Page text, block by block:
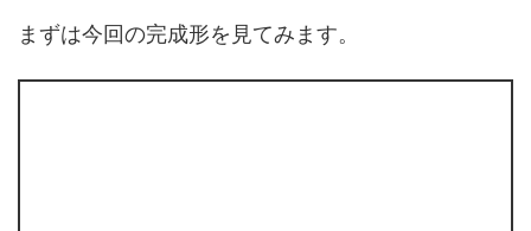
まずは今回の完成形を見てみます。